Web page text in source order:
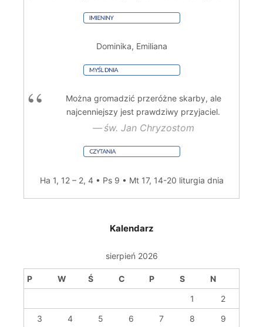
Dominika, Emiliana
Można gromadzić przeróżne skarby, ale
najcenniejszy jest prawdziwy przyjaciel.
św. Jan Chryzostom
Ha 1, 12 – 2, 4 • Ps 9 • Mt 17, 14-20 liturgia dnia
Kalendarz
sierpień 2026
P W Ś C P S
N
1
2
3
4 5 6 7 8
9